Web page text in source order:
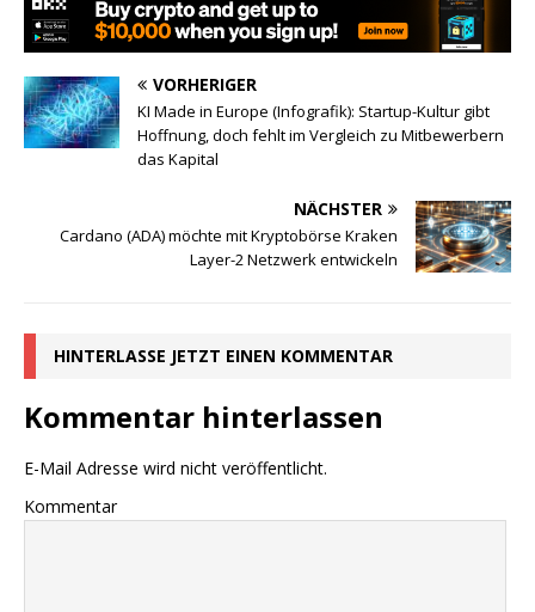
VORHERIGER
KI Made in Europe (Infografik): Startup-Kultur gibt
Hoffnung, doch fehlt im Vergleich zu Mitbewerbern
das Kapital
NÄCHSTER
Cardano (ADA) möchte mit Kryptobörse Kraken
Layer-2 Netzwerk entwickeln
HINTERLASSE JETZT EINEN KOMMENTAR
Kommentar hinterlassen
E-Mail Adresse wird nicht veröffentlicht.
Kommentar